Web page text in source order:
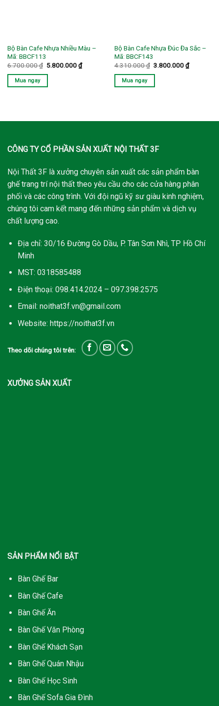
Bộ Bàn Cafe Nhựa Nhiều Màu –
Mã: BBCF113
6.700.000₫ Giá
là:
5.800.000₫Giá
hiện
Mua ngay
Bộ Bàn Cafe Nhựa Đúc Đa Sắc –
Mã: BBCF143
4.310.000₫ Giá
là:
3.800.000₫Giá
hiện
Mua ngay
CÔNG TY CỔ PHẦN SẢN XUẤT NỘI THẤT 3F
Nội Thất 3F là xưởng chuyên sản xuất các sản phẩm bàn
ghế trang trí nội thất theo yêu cầu cho các cửa hàng phân
phối và các công trình. Với đội ngũ kỹ sư giàu kinh nghiệm,
chúng tôi cam kết mang đến những sản phẩm và dịch vụ
chất lượng cao.
Địa chỉ: 30/16 Đường Gò Dầu, P. Tân Sơn Nhì, TP Hồ Chí
Minh
MST: 0318585488
Điện thoại: 098.414.2024 – 097.398.2575
Email: noithat3f.vn@gmail.com
Website: https://noithat3f.vn
Theo dõi chúng tôi trên:
XƯỞNG SẢN XUẤT
SẢN PHẨM NỔI BẬT
Bàn Ghế Bar
Bàn Ghế Cafe
Bàn Ghế Ăn
Bàn Ghế Văn Phòng
Bàn Ghế Khách Sạn
Bàn Ghế Quán Nhậu
Bàn Ghế Học Sinh
Bàn Ghế Sofa Gia Đình